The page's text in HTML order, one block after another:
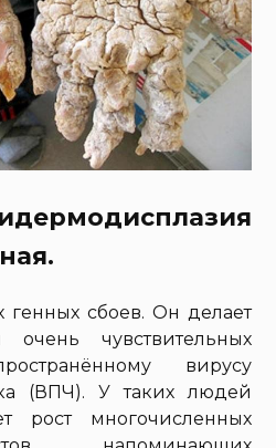
сбоев. Он делает
очень чувствительных
вирусу
(ВПЧ). У таких людей
рост многочисленных